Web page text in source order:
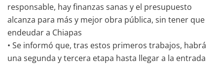
responsable, hay finanzas sanas y el presupuesto
alcanza para más y mejor obra pública, sin tener que
endeudar a Chiapas
• Se informó que, tras estos primeros trabajos, habrá
una segunda y tercera etapa hasta llegar a la entrada